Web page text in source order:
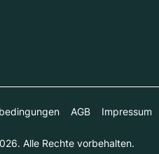
AGB Impressum
Alle Rechte vorbehalten.